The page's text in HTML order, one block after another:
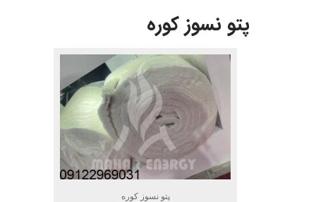
پتو نسوز کوره
پتو نسوز کوره